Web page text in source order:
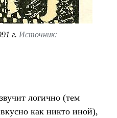
г. Источник:
логично (тем
как никто иной),